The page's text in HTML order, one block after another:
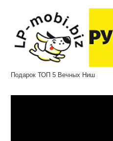
Подарок ТОП 5 Вечных Ниш